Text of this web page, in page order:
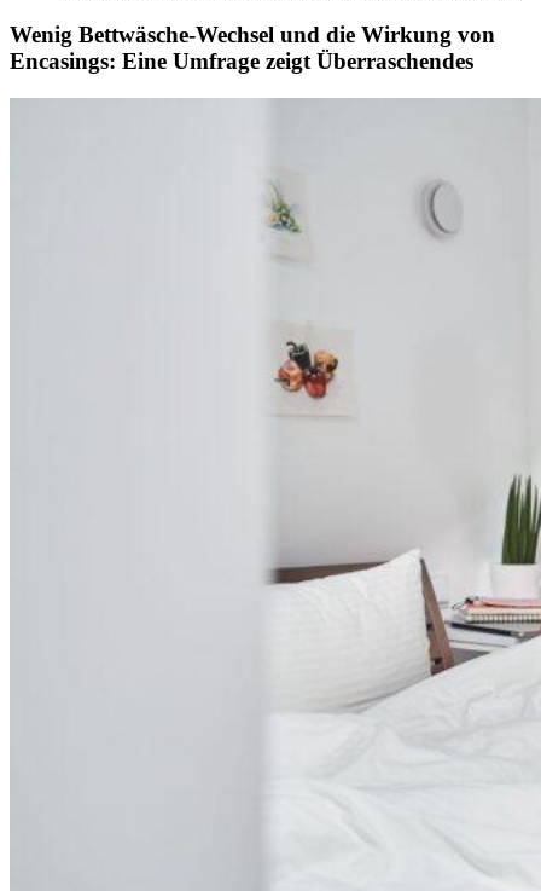
Wenig Bettwäsche-Wechsel und die Wirkung von
Encasings: Eine Umfrage zeigt Überraschendes